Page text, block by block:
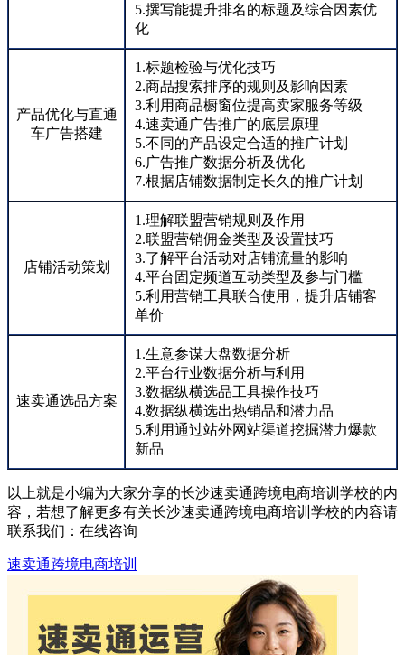
5.撰写能提升排名的标题及综合因素优
化
产品优化与直通
车广告搭建
1.标题检验与优化技巧
2.商品搜索排序的规则及影响因素
3.利用商品橱窗位提高卖家服务等级
4.速卖通广告推广的底层原理
5.不同的产品设定合适的推广计划
6.广告推广数据分析及优化
7.根据店铺数据制定长久的推广计划
店铺活动策划
1.理解联盟营销规则及作用
2.联盟营销佣金类型及设置技巧
3.了解平台活动对店铺流量的影响
4.平台固定频道互动类型及参与门槛
5.利用营销工具联合使用，提升店铺客
单价
速卖通选品方案
1.生意参谋大盘数据分析
2.平台行业数据分析与利用
3.数据纵横选品工具操作技巧
4.数据纵横选出热销品和潜力品
5.利用通过站外网站渠道挖掘潜力爆款
新品
以上就是小编为大家分享的长沙速卖通跨境电商培训学校的内
容，若想了解更多有关长沙速卖通跨境电商培训学校的内容请
联系我们： 在线咨询
速卖通跨境电商培训